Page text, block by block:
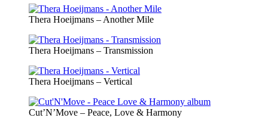
Thera Hoeijmans – Another Mile
Thera Hoeijmans – Transmission
Thera Hoeijmans – Vertical
Cut’N’Move – Peace, Love & Harmony